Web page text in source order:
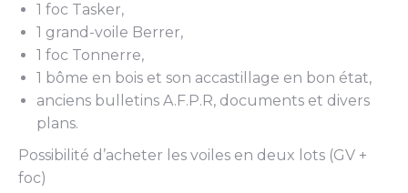
1 foc Tasker,
1 grand-voile Berrer,
1 foc Tonnerre,
1 bôme en bois et son accastillage en bon état,
anciens bulletins A.F.P.R, documents et divers
plans.
Possibilité d’acheter les voiles en deux lots (GV +
foc)